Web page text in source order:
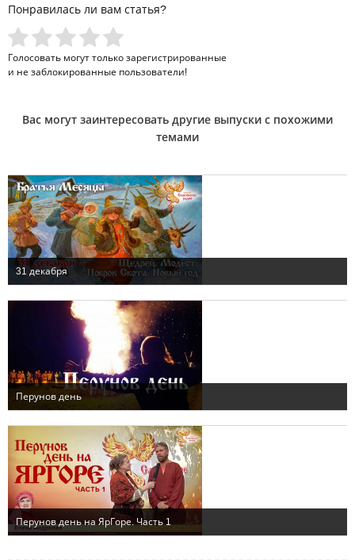
Понравилась ли вам статья?
Голосовать могут только зарегистрированные
и не заблокированные пользователи!
Вас могут заинтересовать другие выпуски с похожими
темами